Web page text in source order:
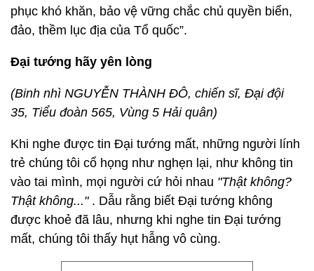
phục khó khăn, bảo vệ vững chắc chủ quyền biển,
đảo, thềm lục địa của Tổ quốc”.
Đại tướng hãy yên lòng
(Binh nhì NGUYỄN THÀNH ĐÔ, chiến sĩ, Đại đội
35, Tiểu đoàn 565, Vùng 5 Hải quân)
Khi nghe được tin Đại tướng mất, những người lính
trẻ chúng tôi cổ họng như nghẹn lại, như không tin
vào tai mình, mọi người cứ hỏi nhau "Thật không?
Thật không...". Dẫu rằng biết Đại tướng không
được khoẻ đã lâu, nhưng khi nghe tin Đại tướng
mất, chúng tôi thấy hụt hẫng vô cùng.